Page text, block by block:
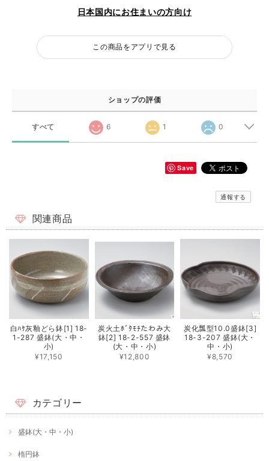
日本国内にお住まいの方向け
この商品をアプリで見る
ショップの評価
すべて 6 1 0
Save
通報する
関連商品
白ﾊｹ灰釉どら鉢[1] 18-
1-287 盛鉢(大・中・
小)
¥17,150
炭火土ﾎﾞﾀﾓﾁたわみ大
鉢[2] 18-2-557 盛鉢
(大・中・小)
¥12,800
炭化瓢型10.0盛鉢[3]
18-3-207 盛鉢(大・
中・小)
¥8,570
カテゴリー
盛鉢(大・中・小)
楕円鉢